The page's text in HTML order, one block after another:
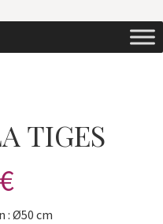
TIGES
€
: Ø50 cm